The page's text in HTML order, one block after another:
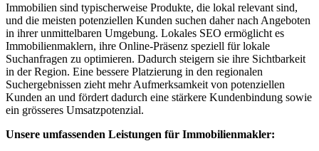
Immobilien sind typischerweise Produkte, die lokal relevant sind,
und die meisten potenziellen Kunden suchen daher nach Angeboten
in ihrer unmittelbaren Umgebung. Lokales SEO ermöglicht es
Immobilienmaklern, ihre Online-Präsenz speziell für lokale
Suchanfragen zu optimieren. Dadurch steigern sie ihre Sichtbarkeit
in der Region. Eine bessere Platzierung in den regionalen
Suchergebnissen zieht mehr Aufmerksamkeit von potenziellen
Kunden an und fördert dadurch eine stärkere Kundenbindung sowie
ein grösseres Umsatzpotenzial.
Unsere umfassenden Leistungen für Immobilienmakler: